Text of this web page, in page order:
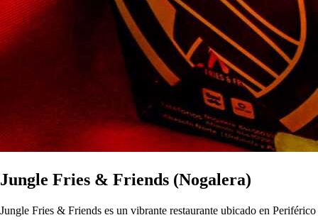
Jungle Fries & Friends (Nogalera)
Jungle Fries & Friends es un vibrante restaurante ubicado en Periférico